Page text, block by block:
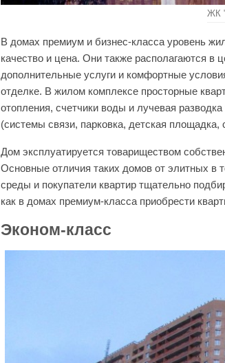
ЖК
В домах премиум и бизнес-класса уровень
качество и цена. Они также располагаются в
дополнительные услуги и комфортные
отделке. В жилом комплексе просторные
отопления, счетчики воды и лучевая
(системы связи, парковка, детская
Дом эксплуатируется товариществом
Основные отличия таких домов от элитных в
среды и покупатели квартир тщательно
как в домах премиум-класса приобрести
Эконом-класс